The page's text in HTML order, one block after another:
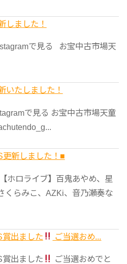
しました！
で見る お宝中古市場天
いたしました！
で見る お宝中古市場天童
更新しました！■
ホロライブ】百鬼あやめ、星
くらみこ、AZKi、音乃瀬奏な
賞出ました ご当選おめ...
賞出ました
ご当選おめでと